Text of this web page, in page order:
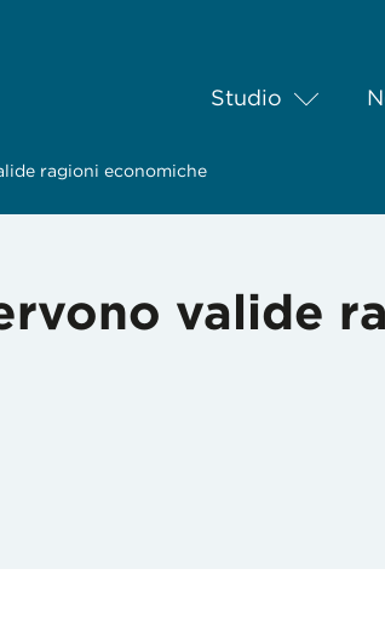
Studio
ragioni economiche
valide